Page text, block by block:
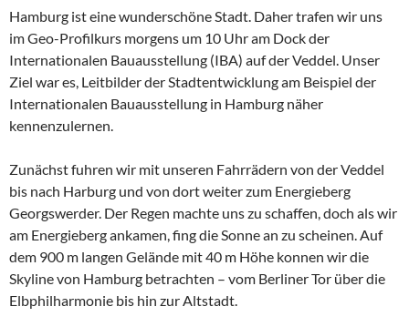
Hamburg ist eine wunderschöne Stadt. Daher trafen wir uns
im Geo-Profilkurs morgens um 10 Uhr am Dock der
Internationalen Bauausstellung (IBA) auf der Veddel. Unser
Ziel war es, Leitbilder der Stadtentwicklung am Beispiel der
Internationalen Bauausstellung in Hamburg näher
kennenzulernen.
Zunächst fuhren wir mit unseren Fahrrädern von der Veddel
bis nach Harburg und von dort weiter zum Energieberg
Georgswerder. Der Regen machte uns zu schaffen, doch als wir
am Energieberg ankamen, fing die Sonne an zu scheinen. Auf
dem 900 m langen Gelände mit 40 m Höhe konnen wir die
Skyline von Hamburg betrachten – vom Berliner Tor über die
Elbphilharmonie bis hin zur Altstadt.